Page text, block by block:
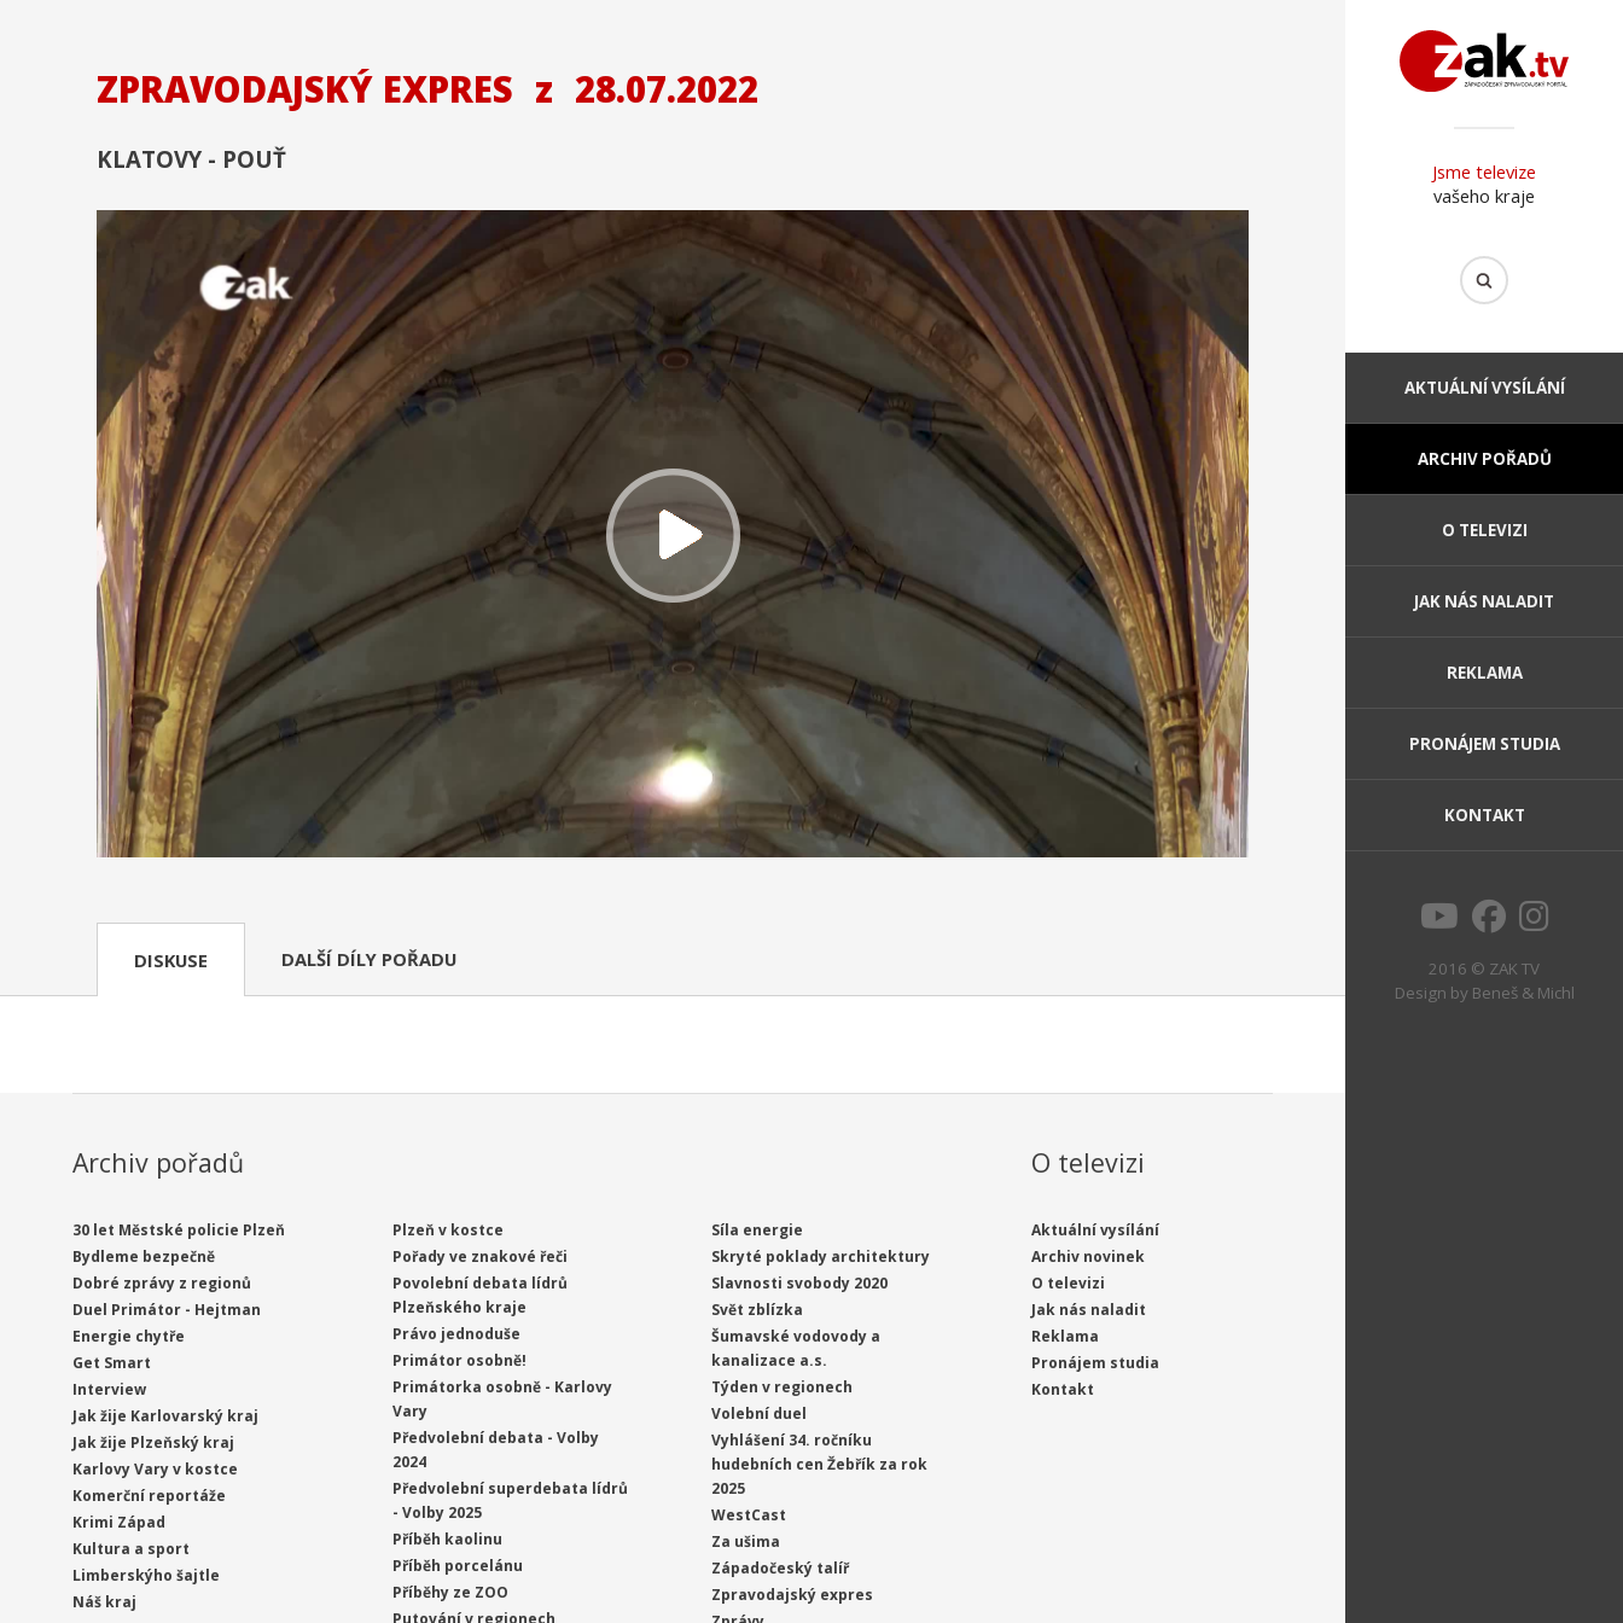
Jsme televize
vašeho kraje
AKTUÁLNÍ VYSÍLÁNÍ
ARCHIV POŘADŮ
O TELEVIZI
JAK NÁS NALADIT
REKLAMA
PRONÁJEM STUDIA
KONTAKT
2016 © ZAK TV
Design by Beneš & Michl
ZPRAVODAJSKÝ EXPRES z 28.07.2022
KLATOVY - POUŤ
DISKUSE DALŠÍ DÍLY POŘADU
Archiv pořadů
30 let Městské policie Plzeň
Bydleme bezpečně
Dobré zprávy z regionů
Duel Primátor - Hejtman
Energie chytře
Get Smart
Interview
Jak žije Karlovarský kraj
Jak žije Plzeňský kraj
Karlovy Vary v kostce
Komerční reportáže
Krimi Západ
Kultura a sport
Limberskýho šajtle
Náš kraj
Plzeň v kostce
Pořady ve znakové řeči
Povolební debata lídrů
Plzeňského kraje
Právo jednoduše
Primátor osobně!
Primátorka osobně - Karlovy
Vary
Předvolební debata - Volby
2024
Předvolební superdebata lídrů
- Volby 2025
Příběh kaolinu
Příběh porcelánu
Příběhy ze ZOO
Síla energie
Skryté poklady architektury
Slavnosti svobody 2020
Svět zblízka
Šumavské vodovody a
kanalizace a.s.
Týden v regionech
Volební duel
Vyhlášení 34. ročníku
hudebních cen Žebřík za rok
2025
WestCast
Za ušima
Západočeský talíř
Zpravodajský expres
O televizi
Aktuální vysílání
Archiv novinek
O televizi
Jak nás naladit
Reklama
Pronájem studia
Kontakt